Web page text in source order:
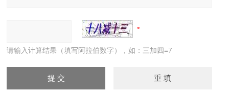
请输入计算结果（填写阿拉伯数字），如：三加四=7